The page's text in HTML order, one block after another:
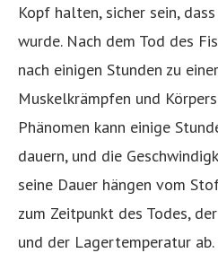
Kopf halten, sicher sein,
wurde. Nach dem Tod des
nach einigen Stunden zu
Muskelkrämpfen und
Phänomen kann einige
dauern, und die
seine Dauer hängen vom
zum Zeitpunkt des Todes,
und der Lagertemperatur